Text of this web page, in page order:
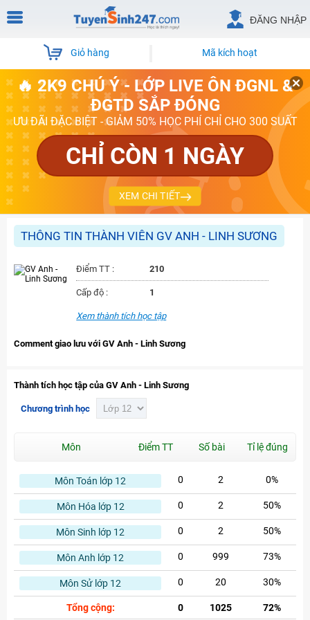
ĐĂNG NHẬP
Giỏ hàng Mã kích hoạt
🔥 2K9 CHÚ Ý - LỚP LIVE ÔN ĐGNL &
ĐGTD SẮP ĐÓNG
ƯU ĐÃI ĐẶC BIỆT - GIẢM 50% HỌC PHÍ CHỈ CHO 300 SUẤT
CHỈ CÒN 1 NGÀY
XEM CHI TIẾT
THÔNG TIN THÀNH VIÊN GV ANH - LINH SƯƠNG
Điểm TT : 210
Cấp độ : 1
Xem thành tích học tập
Comment giao lưu với GV Anh - Linh Sương
Thành tích học tập của GV Anh - Linh Sương
Chương trình học
Môn Điểm TT Số bài Tỉ lệ đúng
Môn Toán lớp 12 0 2 0%
Môn Hóa lớp 12 0 2 50%
Môn Sinh lớp 12 0 2 50%
Môn Anh lớp 12 0 999 73%
Môn Sử lớp 12 0 20 30%
Tổng cộng: 0 1025 72%